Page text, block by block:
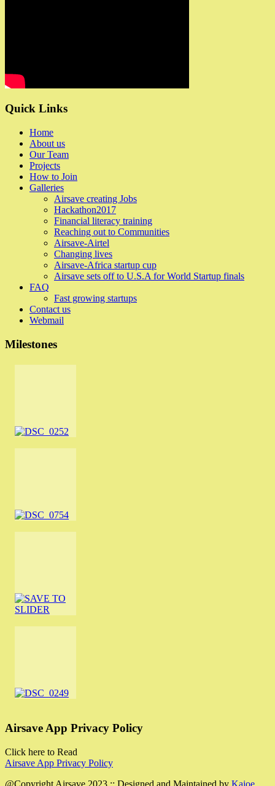
Quick Links
Home
About us
Our Team
Projects
How to Join
Galleries
Airsave creating Jobs
Hackathon2017
Financial literacy training
Reaching out to Communities
Airsave-Airtel
Changing lives
Airsave-Africa startup cup
Airsave sets off to U.S.A for World Startup finals
FAQ
Fast growing startups
Contact us
Webmail
Milestones
Airsave App Privacy Policy
Click here to Read
Airsave App Privacy Policy
@Copyright Airsave 2023 :: Designed and Maintained by Kajoe